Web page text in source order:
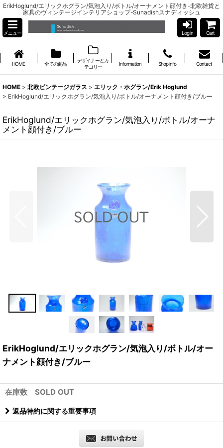
ErikHoglund/エリックホグラン/気泡入り/ボトル/オーナメント顔付き-北欧雑貨と
家具のヴィンテージインテリアショップ-Sunadishスナディッシュ
メニュー Log in Cart
HOME 全ての商品
デザイナーとカ
テゴリー
Information Shop info Contact
HOME > 北欧ビンテージガラス > エリック・ホグラン/Erik Hoglund
> ErikHoglund/エリックホグラン/気泡入り/ボトル/オーナメント顔付き/ブルー
ErikHoglund/エリックホグラン/気泡入り/ボトル/オーナ
メント顔付き/ブルー
ErikHoglund/エリックホグラン/気泡入り/ボトル/オー
ナメント顔付き/ブルー
在庫数 SOLD OUT
返品特約に関する重要事項